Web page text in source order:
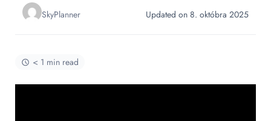
SkyPlanner Updated on 8. októbra 2025
< 1 min read